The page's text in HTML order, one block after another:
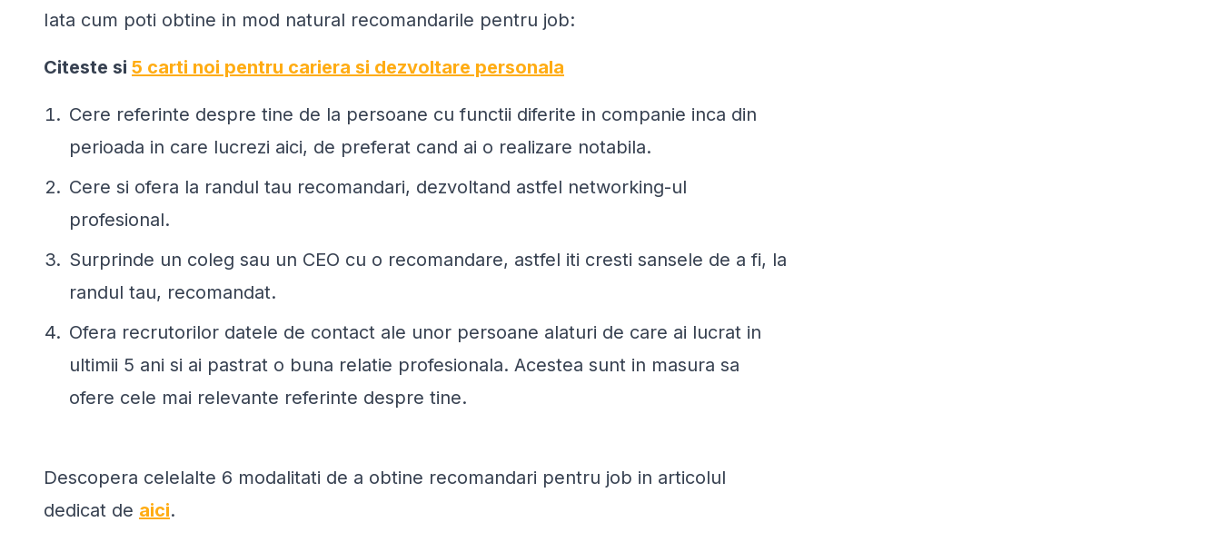
Iata cum poti obtine in mod natural recomandarile pentru job:
Citeste si 5 carti noi pentru cariera si dezvoltare personala
Cere referinte despre tine de la persoane cu functii diferite in companie inca din
perioada in care lucrezi aici, de preferat cand ai o realizare notabila.
Cere si ofera la randul tau recomandari, dezvoltand astfel networking-ul
profesional.
Surprinde un coleg sau un CEO cu o recomandare, astfel iti cresti sansele de a fi, la
randul tau, recomandat.
Ofera recrutorilor datele de contact ale unor persoane alaturi de care ai lucrat in
ultimii 5 ani si ai pastrat o buna relatie profesionala. Acestea sunt in masura sa
ofere cele mai relevante referinte despre tine.
Descopera celelalte 6 modalitati de a obtine recomandari pentru job in articolul
dedicat de aici.